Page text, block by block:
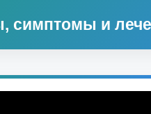
симптомы и